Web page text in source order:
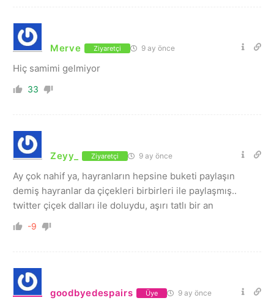
Merve Ziyaretçi 9 ay önce
Hiç samimi gelmiyor
33
Zeyy_ Ziyaretçi 9 ay önce
Ay çok nahif ya, hayranların hepsine buketi paylaşın
demiş hayranlar da çiçekleri birbirleri ile paylaşmış..
twitter çiçek dalları ile doluydu, aşırı tatlı bir an
-9
goodbyedespairs Üye 9 ay önce